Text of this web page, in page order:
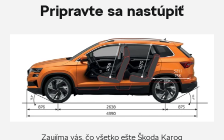
Pripravte sa nastúpiť
Zaujíma vás, čo všetko ešte Škoda Karoq